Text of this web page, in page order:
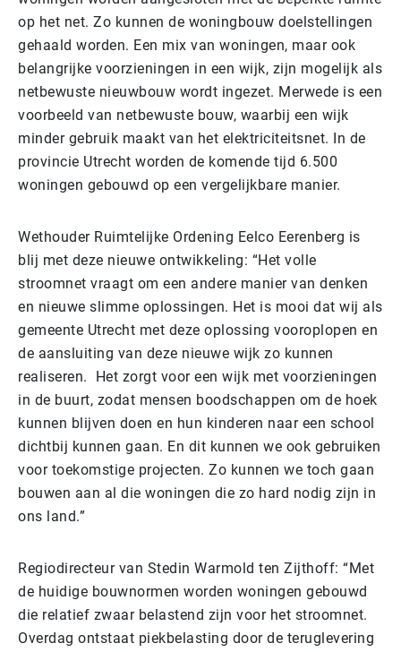
op het net. Zo kunnen de woningbouw doelstellingen
gehaald worden. Een mix van woningen, maar ook
belangrijke voorzieningen in een wijk, zijn mogelijk als
netbewuste nieuwbouw wordt ingezet. Merwede is een
voorbeeld van netbewuste bouw, waarbij een wijk
minder gebruik maakt van het elektriciteitsnet. In de
provincie Utrecht worden de komende tijd 6.500
woningen gebouwd op een vergelijkbare manier.
Wethouder Ruimtelijke Ordening Eelco Eerenberg is
blij met deze nieuwe ontwikkeling: “Het volle
stroomnet vraagt om een andere manier van denken
en nieuwe slimme oplossingen. Het is mooi dat wij als
gemeente Utrecht met deze oplossing vooroplopen en
de aansluiting van deze nieuwe wijk zo kunnen
realiseren. Het zorgt voor een wijk met voorzieningen
in de buurt, zodat mensen boodschappen om de hoek
kunnen blijven doen en hun kinderen naar een school
dichtbij kunnen gaan. En dit kunnen we ook gebruiken
voor toekomstige projecten. Zo kunnen we toch gaan
bouwen aan al die woningen die zo hard nodig zijn in
ons land.”
Regiodirecteur van Stedin Warmold ten Zijthoff: “Met
de huidige bouwnormen worden woningen gebouwd
die relatief zwaar belastend zijn voor het stroomnet.
Overdag ontstaat piekbelasting door de teruglevering